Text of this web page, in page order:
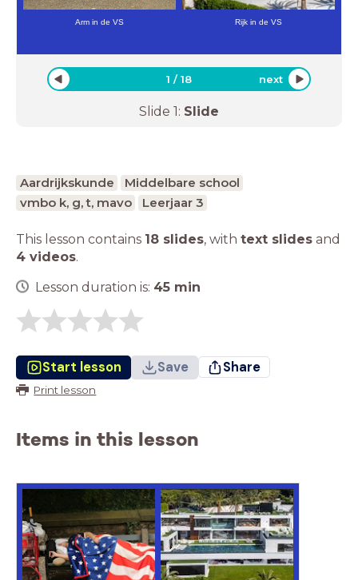
Arm in de VS Rijk in de VS
1 /18 next
Slide 1: Slide
Aardrijkskunde
Middelbare school
vmbo k, g, t, mavo
Leerjaar 3
This lesson contains 18 slides, with text slides and
4 videos.
Lesson duration is: 45 min
Start lesson Save Share
Print lesson
Items in this lesson